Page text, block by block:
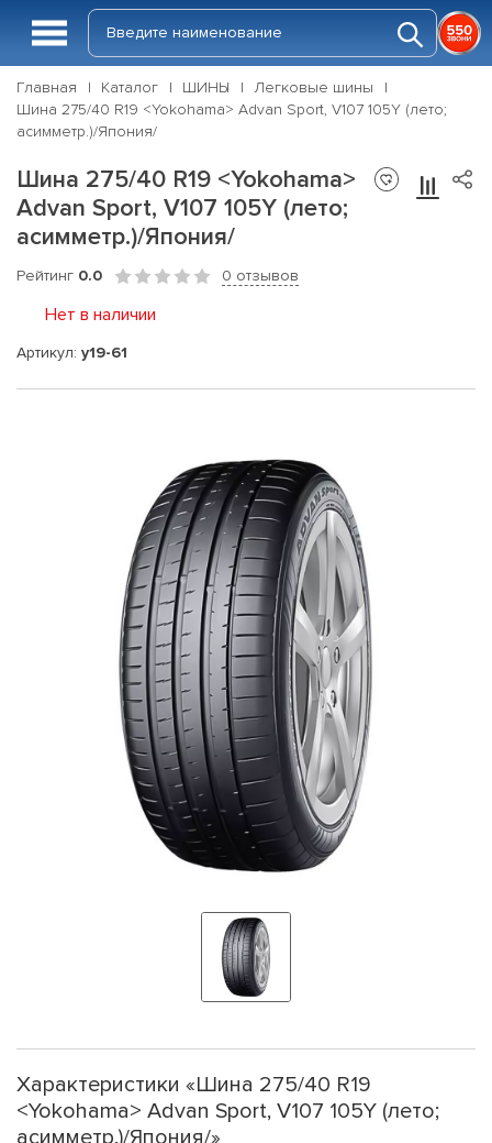
Главная Каталог ШИНЫ
Легковые шины
Шина 275/40 R19 <Yokohama> Advan Sport, V107 105Y (лето;
асимметр.)/Япония/
Шина 275/40 R19 <Yokohama>
Advan Sport, V107 105Y (лето;
асимметр.)/Япония/
Рейтинг 0.0 0 отзывов
Нет в наличии
Артикул: y19-61
Характеристики «Шина 275/40 R19
<Yokohama> Advan Sport, V107 105Y (лето;
асимметр.)/Япония/»